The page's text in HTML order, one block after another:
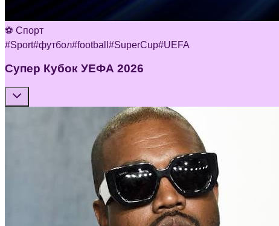
⚽ Спорт
#Sport#футбол#football #SuperCup#UEFA
Супер Кубок УЕФА 2026